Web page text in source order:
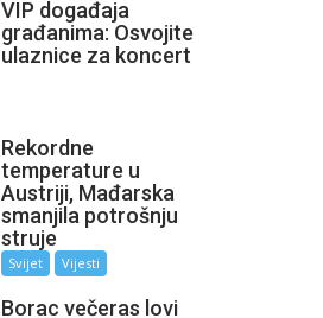
VIP događaja
građanima: Osvojite
ulaznice za koncert
Rekordne
temperature u
Austriji, Mađarska
smanjila potrošnju
struje
Svijet Vijesti
Borac večeras lovi